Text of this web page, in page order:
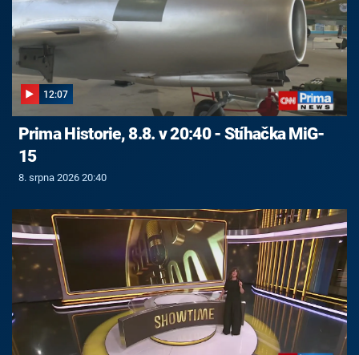
12:07
Prima Historie, 8.8. v 20:40 - Stíhačka MiG-
15
8. srpna 2026 20:40